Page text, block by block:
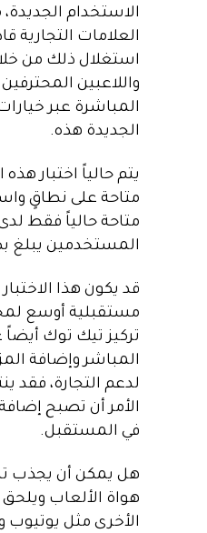
الاستخدام
العلامات التجارية
استغلال ذلك من
واللاعبين
المباشرة عبر
الجديدة هذه.
يتم حالياً اختبار
متاحة على نطاقٍ
متاحة حالياً فقط
المستخدمين يبلغ
قد يكون هذا
مستقبلية أوسع
تركيز تيك توك
المباشر وإضافة
لدعم التجارة، فقد
الأمر أن تصبح
في المستقبل.
هل يمكن أن يجذب
هواة الألعاب
الأخرى مثل يوتيوب